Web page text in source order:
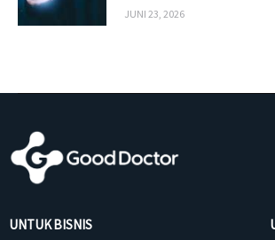
JUNI 23, 2026
UNTUK BISNIS